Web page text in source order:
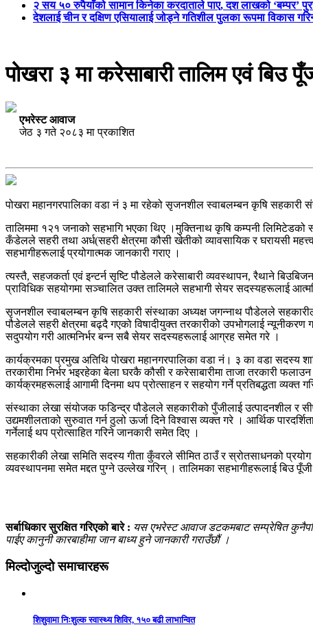
२ सय ५० रुपैयाँको सामान किनेका करदाताले पाए, दश लाखको ‘बम्पर’
देशलाई चीन र दक्षिण एसियालाई जोड्ने गतिशील पुलका रूपमा विकास
पोखरा ३ मा करेसाबारी तालिम एवं बिउ
एभरेस्ट आवाज
जेठ ३ गते २०८३ मा प्रकाशित
पोखरा महानगरपालिका वडा नं ३ मा रहेको सृजनशील स्वाबलम्बन कृषि सहकारी
तालिममा १२१ जनाको सहभागि भएका थिए ।मुक्तिनाथ कृषि कम्पनी
कँडेलले सहरी तथा अर्ध(सहरी क्षेत्रमा कौसी खेतीको व्यावसायिक र घरायसी
सहभागीहरूलाई प्रयोगात्मक जानकारी गराए ।
त्यस्तै, सहजकर्ता एवं इन्टर्न सृष्टि पौडेलले करेसाबारी व्यवस्थापन, रैथाने
प्राविधिक सहयोगमा सञ्चालित उक्त तालिमले सहभागी सेयर सदस्यहरूलाई
सृजनशील स्वाबलम्बन कृषि सहकारी संस्थाका अध्यक्ष जगन्नाथ पौडेलले
पौडेलले सहरी क्षेत्रमा बढ्दै गएको विषादीयुक्त तरकारीको उपभोगलाई न्यूनीकरण
सदुपयोग गरी आत्मनिर्भर बन्न सबै सेयर सदस्यहरूलाई आग्रह समेत गरे ।
कार्यक्रमका प्रमुख अतिथि पोखरा महानगरपालिका वडा नं। ३ का वडा सदस्य
तरकारीमा निर्भर भइरहेका बेला घरकै कौसी र करेसाबारीमा ताजा तरकारी
कार्यक्रमहरूलाई आगामी दिनमा थप प्रोत्साहन र सहयोग गर्ने प्रतिबद्धता
संस्थाका लेखा संयोजक फडिन्द्र पौडेलले सहकारीको पुँजीलाई उत्पादनशील र
उद्यमशीलताको सुरुवात गर्न ठुलो ऊर्जा दिने विश्वास व्यक्त गरे । आर्थिक
गर्नेलाई थप प्रोत्साहित गरिने जानकारी समेत दिए ।
सहकारीकी लेखा समिति सदस्य गीता कुँवरले सीमित ठाउँ र स्रोतसाधनको प्रयोग
व्यवस्थापनमा समेत मद्दत पुग्ने उल्लेख गरिन् । तालिमका सहभागीहरूलाई बिउ पूँजी
सर्बाधिकार सुरक्षित गरिएको बारे : यस एभरेस्ट आवाज डटकमबाट सम्प्रेषित कुनैपनि
पाईए कानुनी कारबाहीमा जान बाध्य हुने जानकारी गराउँछौं ।
मिल्दोजुल्दो समाचारहरू
शिशुवामा निःशुल्क स्वास्थ्य शिविर, १५० बढी लाभान्वित